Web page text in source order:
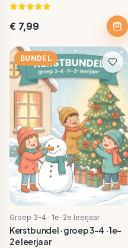
€ 7,99
BUNDEL
Groep 3-4 · 1e-2e leerjaar
Kerstbundel · groep 3-4 · 1e-
2e leerjaar